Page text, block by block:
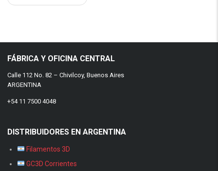
FÁBRICA Y OFICINA CENTRAL
Calle 112 No. 82 – Chivilcoy, Buenos Aires
ARGENTINA
+54 11 7500 4048
DISTRIBUIDORES EN ARGENTINA
Filamentos 3D
GC3D Corrientes